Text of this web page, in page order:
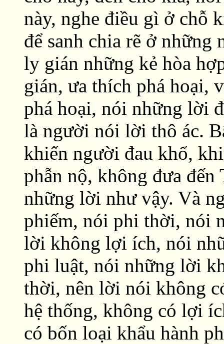
này, nghe điều gì ở chỗ
để sanh chia rẽ ở
ly gián những kẻ hòa
gián, ưa thích phá hoại,
phá hoại, nói những lời
là người nói lời thô ác.
khiến người đau khổ,
phẫn nộ, không đưa
những lời như vậy. Và
phiếm, nói phi thời, nói
lời không lợi ích, nói
phi luật, nói những lời
thời, nên lời nói không
hệ thống, không có lợi
có bốn loại khẩu hành